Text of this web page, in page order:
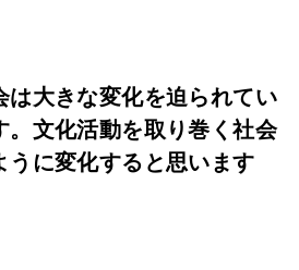
は大きな変化を迫られてい
。文化活動を取り巻く社会
うに変化すると思います